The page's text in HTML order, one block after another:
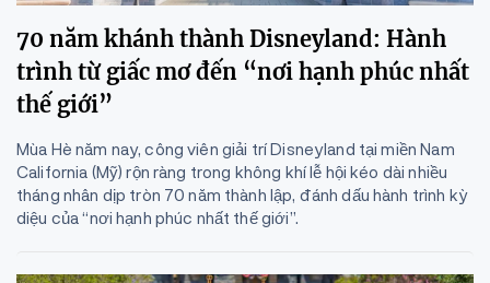
70 năm khánh thành Disneyland: Hành
trình từ giấc mơ đến “nơi hạnh phúc nhất
thế giới”
Mùa Hè năm nay, công viên giải trí Disneyland tại miền Nam
California (Mỹ) rộn ràng trong không khí lễ hội kéo dài nhiều
tháng nhân dịp tròn 70 năm thành lập, đánh dấu hành trình kỳ
diệu của “nơi hạnh phúc nhất thế giới”.